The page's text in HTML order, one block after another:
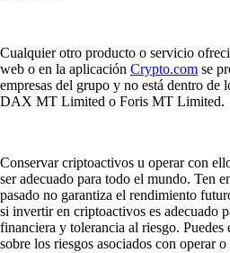
Cualquier otro producto o servicio
web o en la aplicación Crypto.com se
empresas del grupo y no está dentro de
DAX MT Limited o Foris MT Limited.
Conservar criptoactivos u operar con
ser adecuado para todo el mundo. Ten
pasado no garantiza el rendimiento
si invertir en criptoactivos es adecuado
financiera y tolerancia al riesgo.
sobre los riesgos asociados con operar